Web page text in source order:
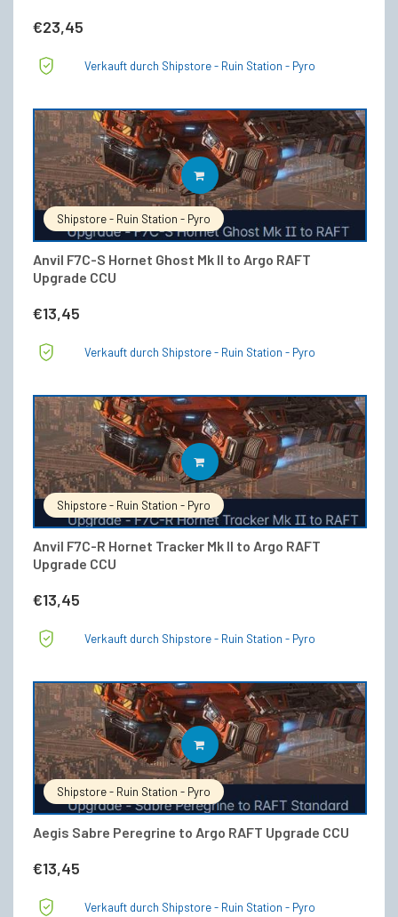
€23,45
Verkauft durch Shipstore - Ruin Station - Pyro
Shipstore - Ruin Station - Pyro
Anvil F7C-S Hornet Ghost Mk II to Argo RAFT
Upgrade CCU
€13,45
IN DEN WARENKORB
Verkauft durch Shipstore - Ruin Station - Pyro
Shipstore - Ruin Station - Pyro
Anvil F7C-R Hornet Tracker Mk II to Argo RAFT
Upgrade CCU
€13,45
IN DEN WARENKORB
Verkauft durch Shipstore - Ruin Station - Pyro
Shipstore - Ruin Station - Pyro
Aegis Sabre Peregrine to Argo RAFT Upgrade CCU
€13,45
IN DEN WARENKORB
Verkauft durch Shipstore - Ruin Station - Pyro